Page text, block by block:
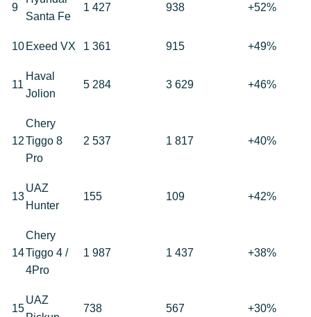
9
Santa Fe
1 427 938 +52%
10 Exeed VX 1 361 915 +49%
11
Haval
Jolion
5 284 3 629 +46%
12
Chery
Tiggo 8
Pro
2 537 1 817 +40%
13
UAZ
Hunter
155 109 +42%
14
Chery
Tiggo 4 /
4Pro
1 987 1 437 +38%
15
UAZ
738 567 +30%